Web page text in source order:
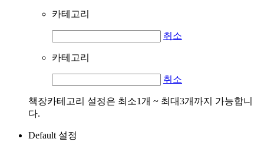
카테고리
취소
카테고리
취소
책장카테고리 설정은 최소1개 ~ 최대3개까지 가능합니
다.
Default 설정